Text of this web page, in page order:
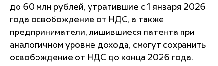
до 60 млн рублей, утратившие с 1 января 2026
года освобождение от НДС, а также
предприниматели, лишившиеся патента при
аналогичном уровне дохода, смогут сохранить
освобождение от НДС до конца 2026 года.